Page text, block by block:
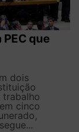
que
dois
trabalho
cinco